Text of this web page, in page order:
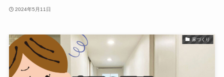
2024年5月11日
家づくり